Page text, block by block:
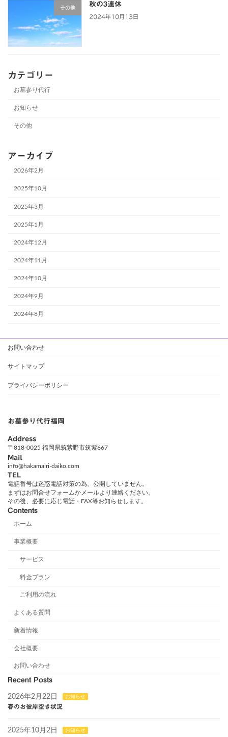
その他 秋の3連休
2024年10月13日
カテゴリー
お墓参り代行
お知らせ
その他
アーカイブ
2026年2月
2025年10月
2025年3月
2025年1月
2024年12月
2024年11月
2024年10月
2024年9月
2024年8月
お問い合わせ
サイトマップ
プライバシーポリシー
お墓参り代行福岡
Address
〒818-0025 福岡県筑紫野市筑紫667
Mail
info@hakamairi-daiko.com
TEL
電話番号は迷惑電話対策の為、公開していません。
まずはお問合せフォームかメールより連絡ください。
その後、必要に応じ電話・FAX等お知らせします。
Contents
ホーム
事業概要
サービス
料金プラン
ご利用の流れ
よくある質問
新着情報
会社概要
お問い合わせ
Recent Posts
2026年2月22日 お知らせ
春のお彼岸空き状況
2025年10月2日 お知らせ